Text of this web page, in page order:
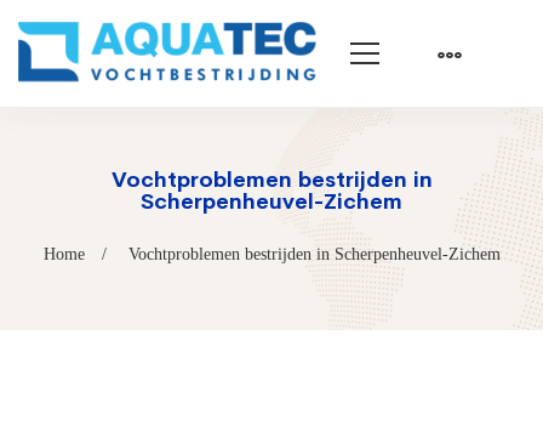
Vochtproblemen bestrijden in
Scherpenheuvel-Zichem
Home Vochtproblemen bestrijden in Scherpenheuvel-Zichem